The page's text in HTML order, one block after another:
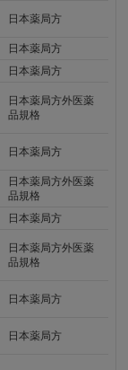
日本薬局方
日本薬局方
日本薬局方
日本薬局方外医薬
品規格
日本薬局方
日本薬局方外医薬
品規格
日本薬局方
日本薬局方外医薬
品規格
日本薬局方
日本薬局方